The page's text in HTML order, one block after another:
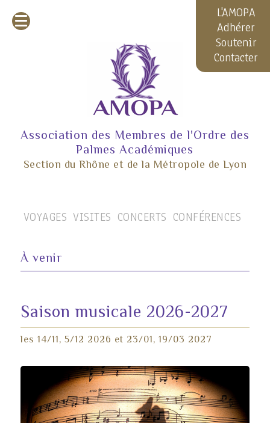
L'AMOPA
Adhérer
Soutenir
Contacter
Association des Membres de l'Ordre des
Palmes Académiques
Section du Rhône et de la Métropole de Lyon
VOYAGES VISITES CONCERTS CONFÉRENCES
À venir
Saison musicale 2026-2027
les 14/11, 5/12 2026 et 23/01, 19/03 2027